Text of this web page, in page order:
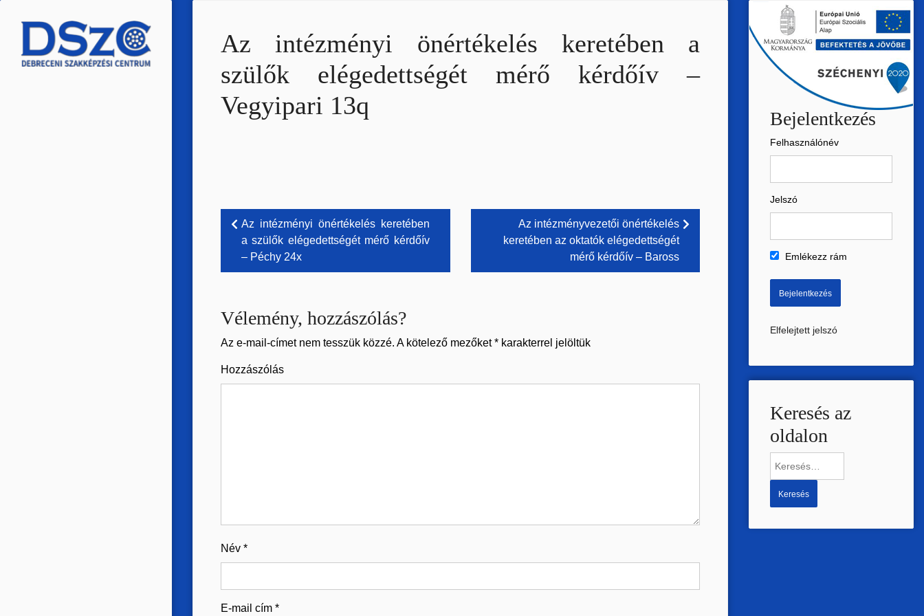
Az intézményi önértékelés keretében a
szülők elégedettségét mérő kérdőív –
Vegyipari 13q
Bejegyzés
navigáció
Az intézményi önértékelés keretében
a szülők elégedettségét mérő kérdőív
– Péchy 24x
Az intézményvezetői önértékelés
keretében az oktatók elégedettségét
mérő kérdőív – Baross
Vélemény, hozzászólás?
Az e-mail-címet nem tesszük közzé. A kötelező mezőket* karakterrel jelöltük
Hozzászólás
Név *
E-mail cím *
Bejelentkezés
Felhasználónév
Jelszó
Emlékezz rám
Elfelejtett jelszó
Keresés az
oldalon